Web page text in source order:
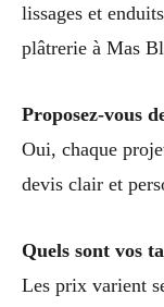
lissages et
plâtrerie à Mas
Proposez-vous
Oui, chaque
devis clair et
Quels sont vos
Les prix varient